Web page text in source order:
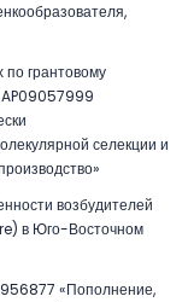
грантовому
селекции и
возбудителей
в Юго-Восточном
«Пополнение,